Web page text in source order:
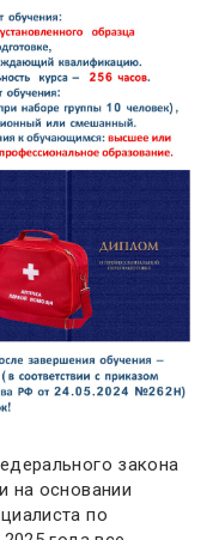
закона
на основании
по